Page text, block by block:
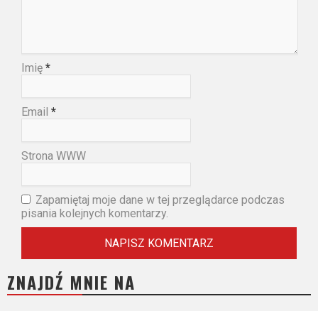
Imię *
Email *
Strona WWW
Zapamiętaj moje dane w tej przeglądarce podczas
pisania kolejnych komentarzy.
ZNAJDŹ MNIE NA